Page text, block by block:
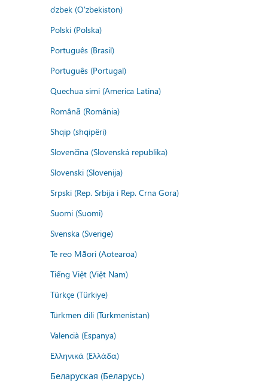
o'zbek (O'zbekiston)
Polski (Polska)
Português (Brasil)
Português (Portugal)
Quechua simi (America Latina)
Română (România)
Shqip (shqipëri)
Slovenčina (Slovenská republika)
Slovenski (Slovenija)
Srpski (Rep. Srbija i Rep. Crna Gora)
Suomi (Suomi)
Svenska (Sverige)
Te reo Māori (Aotearoa)
Tiếng Việt (Việt Nam)
Türkçe (Türkiye)
Türkmen dili (Türkmenistan)
Valencià (Espanya)
Ελληνικά (Ελλάδα)
Беларуская (Беларусь)